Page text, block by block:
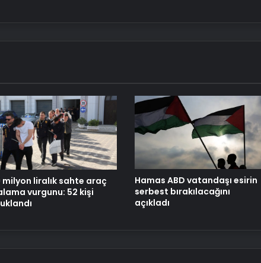
Datahost İle Güvenilir Sunucu
Hizmetleri
milyon liralık sahte araç
vurgunu: 52 kişi
Hamas ABD vatandaşı esirin
serbest bırakılacağını
açıkladı